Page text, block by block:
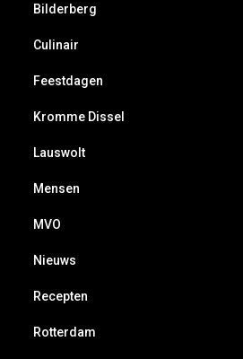
Bilderberg
Culinair
Feestdagen
Kromme Dissel
Lauswolt
Mensen
MVO
Nieuws
Recepten
Rotterdam